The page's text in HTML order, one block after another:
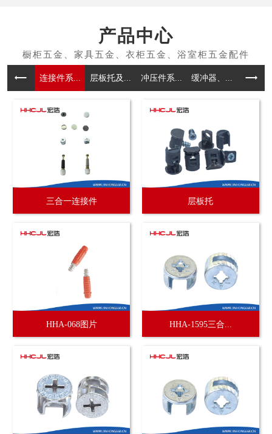
产品中心
连接件系... 层板托及... 冲压件系... 缓冲器、... 拉手
三合一连接件 层板托
HHA-068图片 HHA-1595三合...